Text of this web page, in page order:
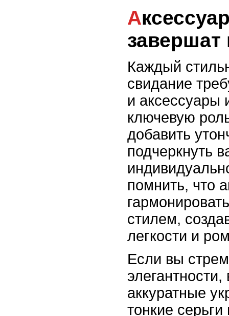
Аксессуары, которые
Каждый
свидание
и аксессуары
ключевую
добавить
подчеркнуть
помнить, что
стилем,
легкости и
Если вы
аккуратные
тонкие